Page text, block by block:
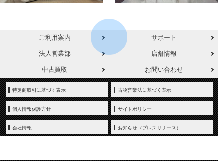
ご利用案内 サポート
法人営業部 店舗情報
中古買取 お問い合わせ
特定商取引に基づく表示 古物営業法に基づく表示
個人情報保護方針 サイトポリシー
会社情報 お知らせ（プレスリリース）